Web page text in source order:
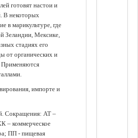
готовят настои и
В некоторых
в марикультуре, где
Зеландии, Мексике,
стадиях его
от органических и
Применяются
импорте и
Сокращения: АТ –
– коммерческое
ПП - пищевая